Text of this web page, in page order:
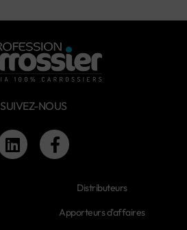
SUIVEZ-NOUS
Distributeurs
Apporteurs d'affaires